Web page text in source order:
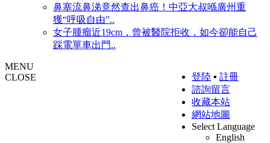
鼻塞流鼻涕竟然查出鼻癌！中亞大叔喺廣州重
獲“呼吸自由”..
女子腫瘤近19cm，曾被醫院拒收，如今卻能自己
踩電單車出門..
登陸 ▪ 註冊
諮詢留言
收藏本站
網站地圖
Select Language
English
MENU
CLOSE